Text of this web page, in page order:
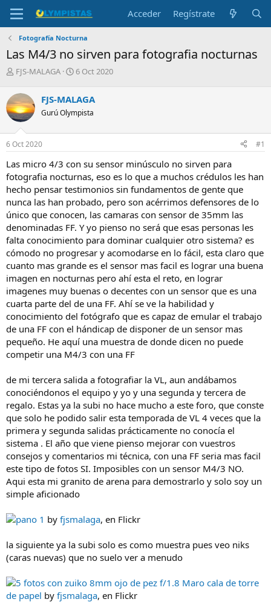
Acceder Regístrate
Fotografía Nocturna
Las M4/3 no sirven para fotografia nocturnas
I
i
c
i
a
d
o
d
e
l
t
e
a
FJS-MALAGA
F
h
a
e
i
c
i
o
6 Oct 2020
FJS-MALAGA
Gurú Olympista
6 Oct 2020 #1
Las micro 4/3 con su sensor minúsculo no sirven para
fotografia nocturnas, eso es lo que a muchos crédulos les han
hecho pensar testimonios sin fundamentos de gente que
nunca las han probado, pero son acérrimos defensores de lo
único que conocen, las camaras con sensor de 35mm las
denominadas FF. Y yo pienso no será que esas personas les
falta conocimiento para dominar cualquier otro sistema? es
cómodo no progresar y acomodarse en lo fácil, esta claro que
cuanto mas grande es el sensor mas facil es lograr una buena
imagen en nocturnas pero ahí esta el reto, en lograr
imagenes muy buenas o decentes con un sensor que es una
cuarta parte del de una FF. Ahí se ve la habilidad y
conocimiento del fotógrafo que es capaz de emular el trabajo
de una FF con el hándicap de disponer de un sensor mas
pequeño. He aquí una muestra de donde dicen no puede
competir una M4/3 con una FF
de mi tercera salida a fotografiar la VL, aun andábamos
conociéndonos el equipo y yo y una segunda y tercera de
regalo. Estas ya la subi no hace mucho a este foro, que conste
que solo he podido salir esta temporada de VL 4 veces que la
primera y segunda salidas prácticamente no conocía el
sistema . El año que viene pienso mejorar con vuestros
consejos y comentarios mi técnica, con una FF seria mas facil
este tipo de fotos SI. Imposibles con un sensor M4/3 NO.
Aqui esta mi granito de arena para demostrarlo y solo soy un
simple aficionado
pano 1 by fjsmalaga, en Flickr
la siguiente ya la subi solo es como muestra pues veo niks
(caras nuevas) que no suelo ver a menudo
5 fotos con zuiko 8mm ojo de pez f/1.8 Maro cala de torre
de papel by fjsmalaga, en Flickr